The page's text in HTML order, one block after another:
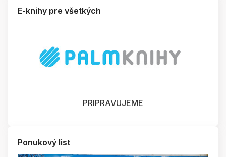
E-knihy pre všetkých
PRIPRAVUJEME
Ponukový list